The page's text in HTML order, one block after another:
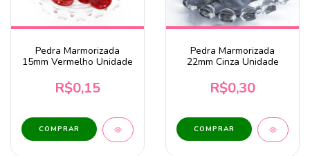
Pedra Marmorizada
15mm Vermelho Unidade
R$0,15
Pedra Marmorizada
22mm Cinza Unidade
R$0,30